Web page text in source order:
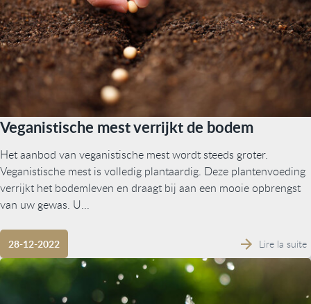
Veganistische mest verrijkt de bodem
Het aanbod van veganistische mest wordt steeds groter.
Veganistische mest is volledig plantaardig. Deze plantenvoeding
verrijkt het bodemleven en draagt bij aan een mooie opbrengst
van uw gewas. U...
28-12-2022 Lire la suite